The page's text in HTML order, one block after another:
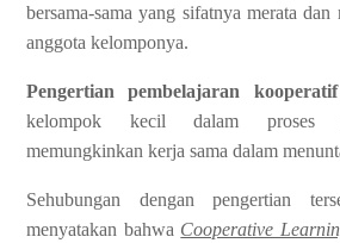
bersama-sama yang sifatnya merata
anggota kelomponya.
Pengertian pembelajaran kooperatif
kelompok kecil dalam proses
memungkinkan kerja sama dalam
Sehubungan dengan pengertian
menyatakan bahwa Cooperative